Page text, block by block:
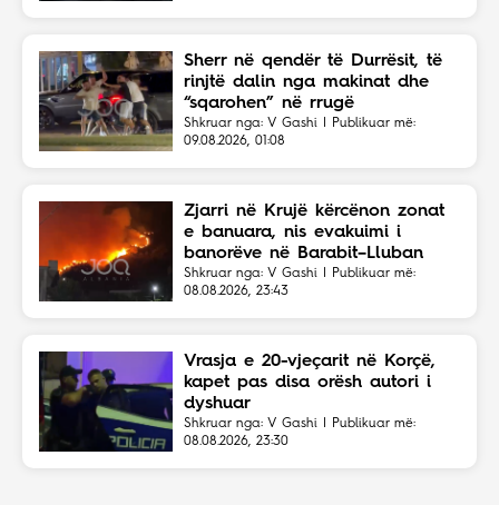
Sherr në qendër të Durrësit, të
rinjtë dalin nga makinat dhe
“sqarohen” në rrugë
Shkruar nga: V Gashi | Publikuar më:
09.08.2026, 01:08
Zjarri në Krujë kërcënon zonat
e banuara, nis evakuimi i
banorëve në Barabit–Lluban
Shkruar nga: V Gashi | Publikuar më:
08.08.2026, 23:43
Vrasja e 20-vjeçarit në Korçë,
kapet pas disa orësh autori i
dyshuar
Shkruar nga: V Gashi | Publikuar më:
08.08.2026, 23:30